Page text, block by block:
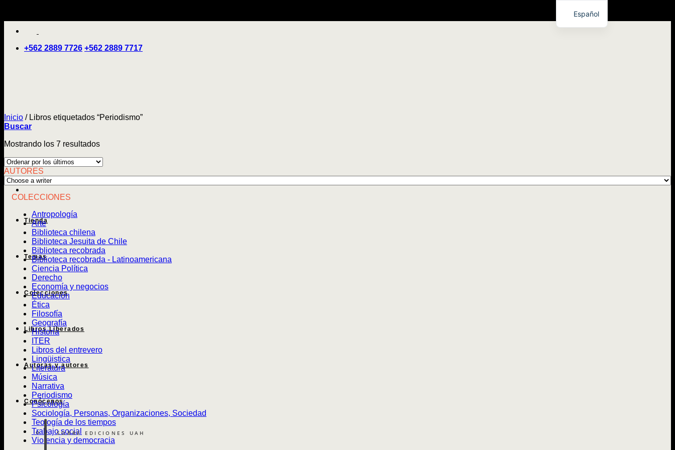
+562 2889 7726 +562 2889 7717
Tienda
Temas
Colecciones
Libros Liberados
Autoras y autores
Conócenos
SOBRE EDICIONES UAH
Inicio /Libros etiquetados “Periodismo”
Buscar
Mostrando los 7 resultadosOrdenado
los
AUTORES
COLECCIONES
Antropología
Arte
Biblioteca chilena
Biblioteca Jesuita de Chile
Biblioteca recobrada
Biblioteca recobrada - Latinoamericana
Ciencia Política
Derecho
Economía y negocios
Educación
Ética
Filosofía
Geografía
Historia
ITER
Libros del entrevero
Lingüistica
Literatura
Música
Narrativa
Periodismo
Psicología
Sociología, Personas, Organizaciones, Sociedad
Teología de los tiempos
Trabajo social
Violencia y democracia
Español